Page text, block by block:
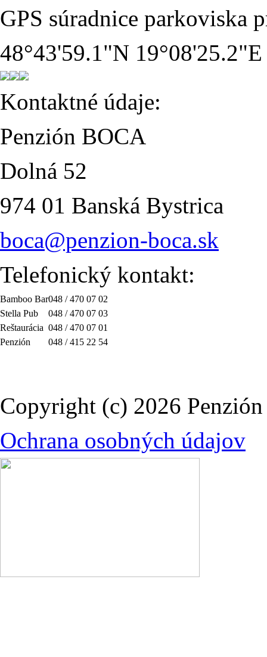
GPS súradnice parkoviska
48°43'59.1"N 19°08'25.2"E
Kontaktné údaje:
Penzión BOCA
Dolná 52
974 01 Banská Bystrica
boca@penzion-boca.sk
Telefonický kontakt:
Bamboo Bar048 / 470 07 02
Stella Pub
048 / 470 07 03
Reštaurácia 048 / 470 07 01
Penzión
048 / 415 22 54
Copyright (c) 2026
Ochrana osobných údajov